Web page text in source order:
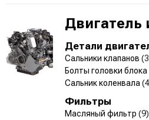
Двигатель
Детали
Сальники клапанов
Болты головки
Сальник коленвала
Фильтры
Масляный фильтр (9)